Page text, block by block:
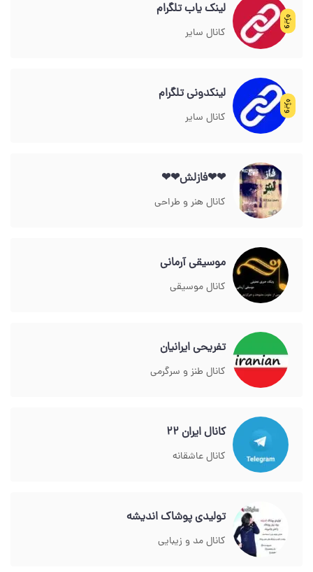
ویژه
لینک یاب تلگرام
کانال سایر
ویژه
لینکدونی تلگرام
کانال سایر
❤❤فازلش❤❤
کانال هنر و طراحی
موسیقی آرمانی
کانال موسیقی
تفریحی ایرانیان
کانال طنز و سرگرمی
کانال ایران 22
کانال عاشقانه
تولیدی پوشاک اندیشه
کانال مد و زیبایی